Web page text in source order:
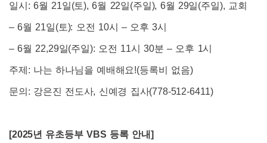
일시: 6월 21일(토), 6월 22일(주일), 6월 29일(주일), 교회
– 6월 21일(토): 오전 10시 – 오후 3시
– 6월 22,29일(주일): 오전 11시 30분 – 오후 1시
주제: 나는 하나님을 예배해요!(등록비 없음)
문의: 강은진 전도사, 신예경 집사(778-512-6411)
[2025년 유초등부 VBS 등록 안내]